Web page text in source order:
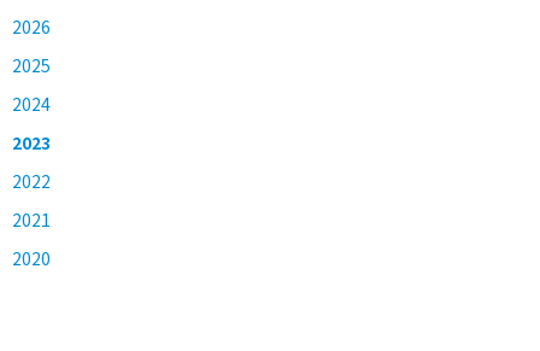
2026
2025
2024
2023
2022
2021
2020